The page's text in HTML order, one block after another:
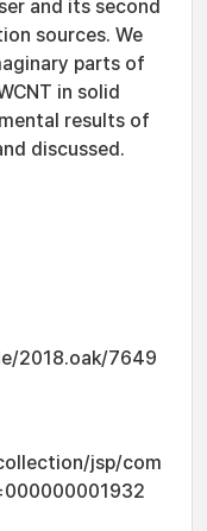
and its second
sources. We
parts of
in solid
results of
discussed.
2018.oak/7649
jsp/com